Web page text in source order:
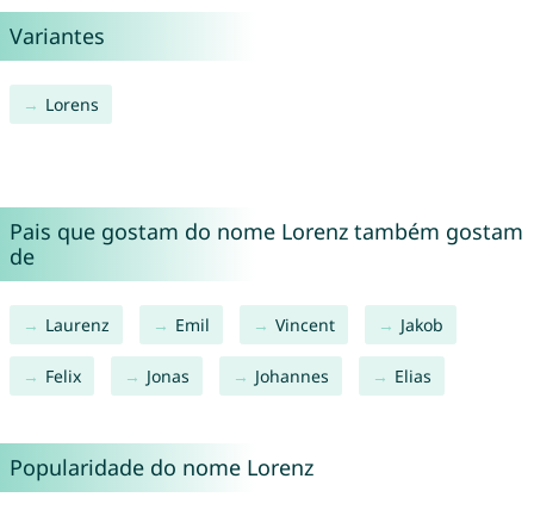
Variantes
Lorens
Pais que gostam do nome Lorenz também gostam
de
Laurenz Emil Vincent Jakob
Felix Jonas Johannes Elias
Popularidade do nome Lorenz